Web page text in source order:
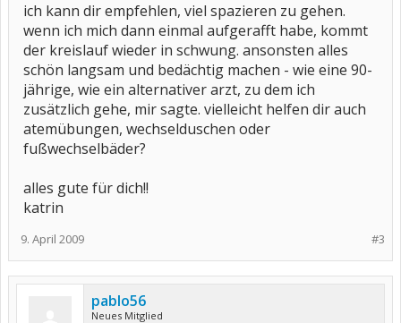
ich kann dir empfehlen, viel spazieren zu gehen.
wenn ich mich dann einmal aufgerafft habe, kommt
der kreislauf wieder in schwung. ansonsten alles
schön langsam und bedächtig machen - wie eine 90-
jährige, wie ein alternativer arzt, zu dem ich
zusätzlich gehe, mir sagte. vielleicht helfen dir auch
atemübungen, wechselduschen oder
fußwechselbäder?
alles gute für dich!!
katrin
#3
9. April 2009
pablo56
Neues Mitglied